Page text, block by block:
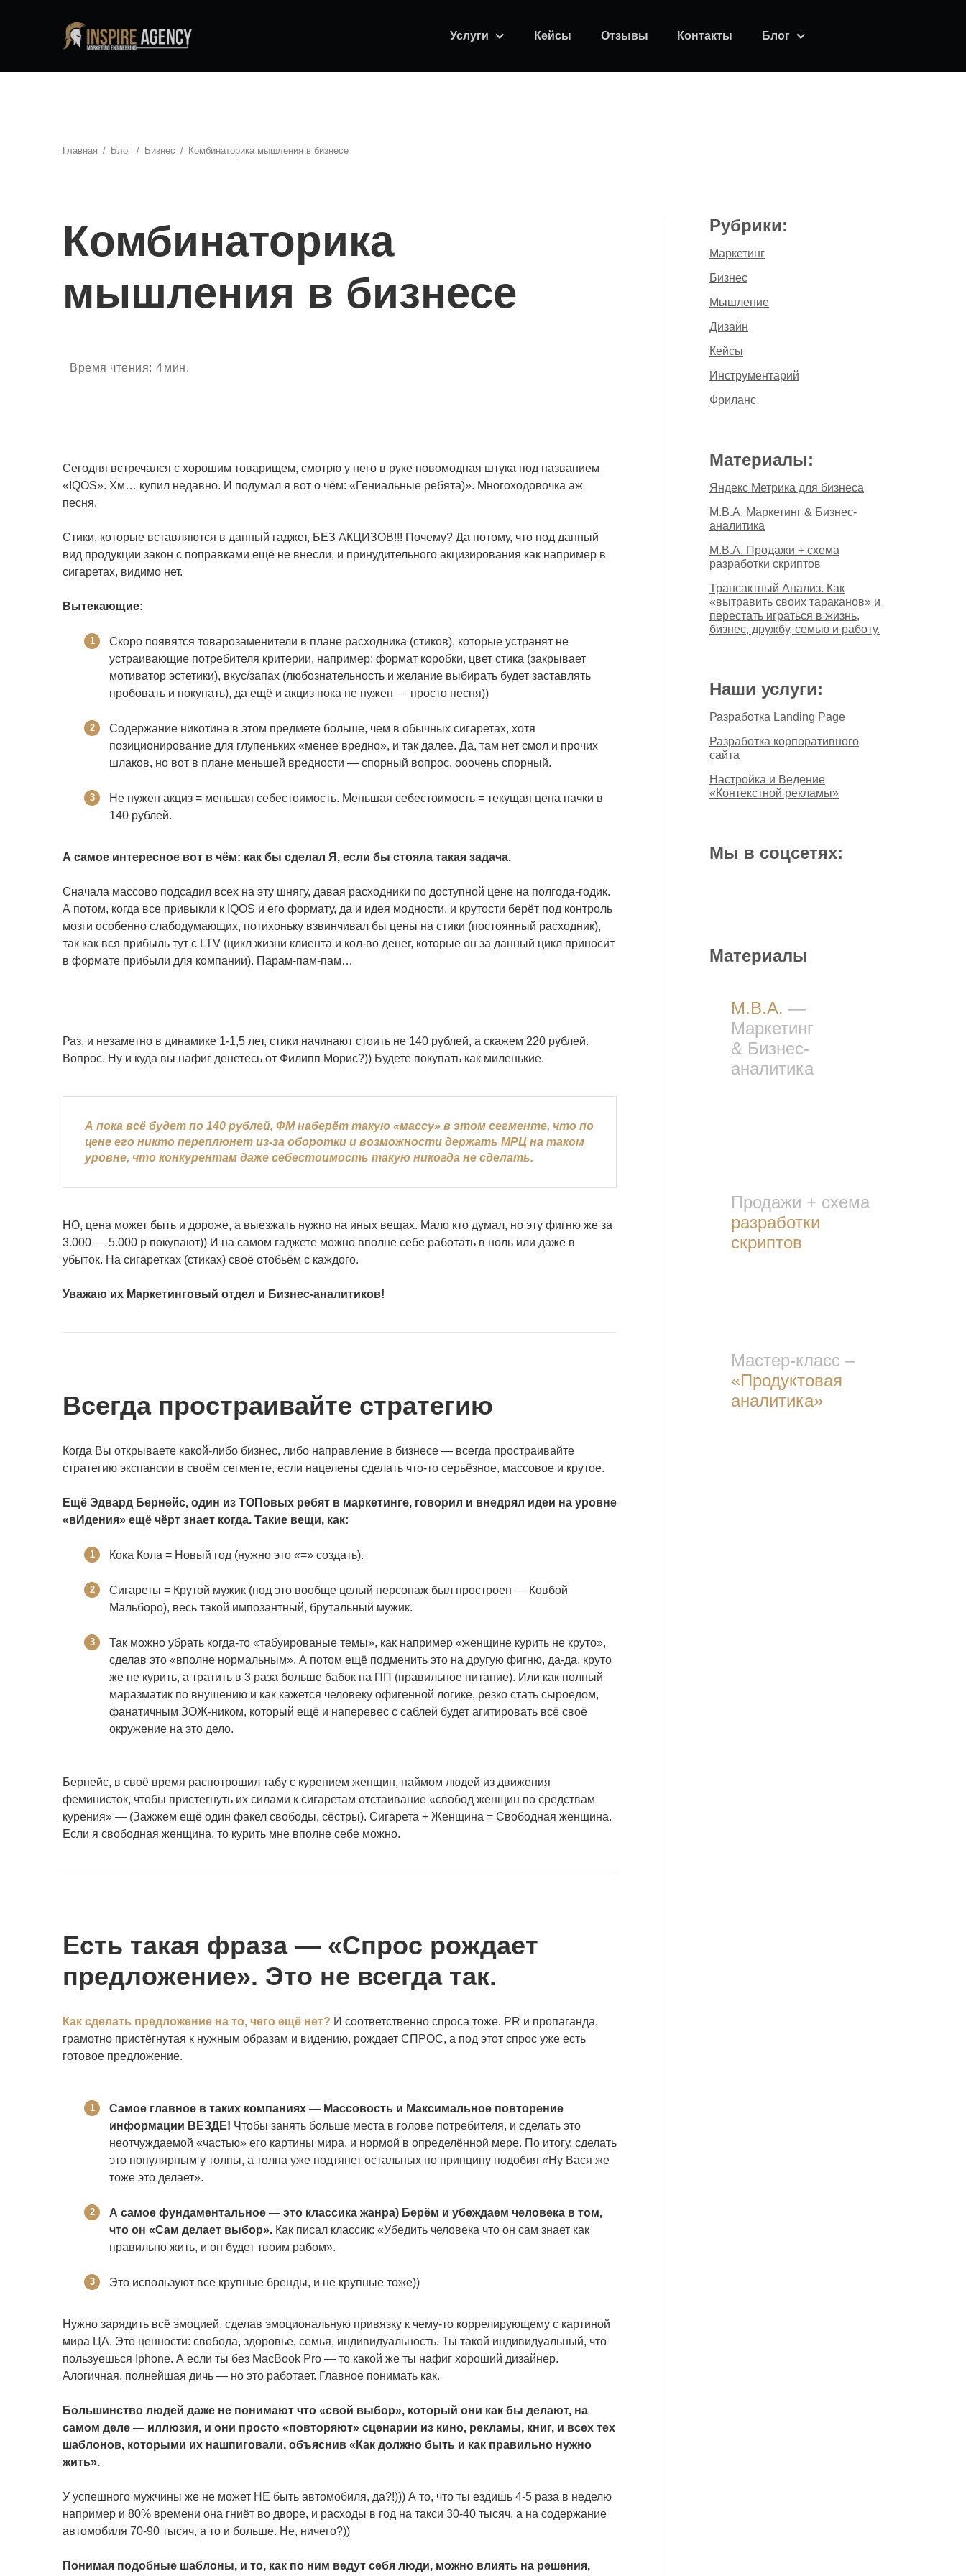
Услуги Кейсы Отзывы Контакты Блог
Главная / Блог / Бизнес / Комбинаторика мышления в бизнесе
Комбинаторика
мышления в бизнесе
Время чтения: 4мин.
Сегодня встречался с хорошим товарищем, смотрю у него в руке новомодная штука под названием
«IQOS». Хм… купил недавно. И подумал я вот о чём: «Гениальные ребята)». Многоходовочка аж
песня.
Стики, которые вставляются в данный гаджет, БЕЗ АКЦИЗОВ!!! Почему? Да потому, что под данный
вид продукции закон с поправками ещё не внесли, и принудительного акцизирования как например в
сигаретах, видимо нет.
Вытекающие:
Скоро появятся товарозаменители в плане расходника (стиков), которые устранят не
устраивающие потребителя критерии, например: формат коробки, цвет стика (закрывает
мотиватор эстетики), вкус/запах (любознательность и желание выбирать будет заставлять
пробовать и покупать), да ещё и акциз пока не нужен — просто песня))
Содержание никотина в этом предмете больше, чем в обычных сигаретах, хотя
позиционирование для глупеньких «менее вредно», и так далее. Да, там нет смол и прочих
шлаков, но вот в плане меньшей вредности — спорный вопрос, ооочень спорный.
Не нужен акциз = меньшая себестоимость. Меньшая себестоимость = текущая цена пачки в
140 рублей.
А самое интересное вот в чём: как бы сделал Я, если бы стояла такая задача.
Сначала массово подсадил всех на эту шнягу, давая расходники по доступной цене на полгода-годик.
А потом, когда все привыкли к IQOS и его формату, да и идея модности, и крутости берёт под контроль
мозги особенно слабодумающих, потихоньку взвинчивал бы цены на стики (постоянный расходник),
так как вся прибыль тут с LTV (цикл жизни клиента и кол-во денег, которые он за данный цикл приносит
в формате прибыли для компании). Парам-пам-пам…
Раз, и незаметно в динамике 1-1,5 лет, стики начинают стоить не 140 рублей, а скажем 220 рублей.
Вопрос. Ну и куда вы нафиг денетесь от Филипп Морис?)) Будете покупать как миленькие.
А пока всё будет по 140 рублей, ФМ наберёт такую «массу» в этом сегменте, что по
цене его никто переплюнет из-за оборотки и возможности держать МРЦ на таком
уровне, что конкурентам даже себестоимость такую никогда не сделать.
НО, цена может быть и дороже, а выезжать нужно на иных вещах. Мало кто думал, но эту фигню же за
3.000 — 5.000 р покупают)) И на самом гаджете можно вполне себе работать в ноль или даже в
убыток. На сигаретках (стиках) своё отобьём с каждого.
Уважаю их Маркетинговый отдел и Бизнес-аналитиков!
Всегда простраивайте стратегию
Когда Вы открываете какой-либо бизнес, либо направление в бизнесе — всегда простраивайте
стратегию экспансии в своём сегменте, если нацелены сделать что-то серьёзное, массовое и крутое.
Ещё Эдвард Бернейс, один из ТОПовых ребят в маркетинге, говорил и внедрял идеи на уровне
«вИдения» ещё чёрт знает когда. Такие вещи, как:
Кока Кола = Новый год (нужно это «=» создать).
Сигареты = Крутой мужик (под это вообще целый персонаж был простроен — Ковбой
Мальборо), весь такой импозантный, брутальный мужик.
Так можно убрать когда-то «табуированые темы», как например «женщине курить не круто»,
сделав это «вполне нормальным». А потом ещё подменить это на другую фигню, да-да, круто
же не курить, а тратить в 3 раза больше бабок на ПП (правильное питание). Или как полный
маразматик по внушению и как кажется человеку офигенной логике, резко стать сыроедом,
фанатичным ЗОЖ-ником, который ещё и наперевес с саблей будет агитировать всё своё
окружение на это дело.
Бернейс, в своё время распотрошил табу с курением женщин, наймом людей из движения
феминисток, чтобы пристегнуть их силами к сигаретам отстаивание «свобод женщин по средствам
курения» — (Зажжем ещё один факел свободы, сёстры). Сигарета + Женщина = Свободная женщина.
Если я свободная женщина, то курить мне вполне себе можно.
Есть такая фраза — «Спрос рождает
предложение». Это не всегда так.
Как сделать предложение на то, чего ещё нет? И соответственно спроса тоже. PR и пропаганда,
грамотно пристёгнутая к нужным образам и видению, рождает СПРОС, а под этот спрос уже есть
готовое предложение.
Самое главное в таких компаниях — Массовость и Максимальное повторение
информации ВЕЗДЕ! Чтобы занять больше места в голове потребителя, и сделать это
неотчуждаемой «частью» его картины мира, и нормой в определённой мере. По итогу, сделать
это популярным у толпы, а толпа уже подтянет остальных по принципу подобия «Ну Вася же
тоже это делает».
А самое фундаментальное — это классика жанра) Берём и убеждаем человека в том,
что он «Сам делает выбор». Как писал классик: «Убедить человека что он сам знает как
правильно жить, и он будет твоим рабом».
Это используют все крупные бренды, и не крупные тоже))
Нужно зарядить всё эмоцией, сделав эмоциональную привязку к чему-то коррелирующему с картиной
мира ЦА. Это ценности: свобода, здоровье, семья, индивидуальность. Ты такой индивидуальный, что
пользуешься Iphone. А если ты без MacBook Pro — то какой же ты нафиг хороший дизайнер.
Алогичная, полнейшая дичь — но это работает. Главное понимать как.
Большинство людей даже не понимают что «свой выбор», который они как бы делают, на
самом деле — иллюзия, и они просто «повторяют» сценарии из кино, рекламы, книг, и всех тех
шаблонов, которыми их нашпиговали, объяснив «Как должно быть и как правильно нужно
жить».
У успешного мужчины же не может НЕ быть автомобиля, да?!))) А то, что ты ездишь 4-5 раза в неделю
например и 80% времени она гниёт во дворе, и расходы в год на такси 30-40 тысяч, а на содержание
автомобиля 70-90 тысяч, а то и больше. Не, ничего?))
Понимая подобные шаблоны, и то, как по ним ведут себя люди, можно влиять на решения,
Рубрики:
Маркетинг
Бизнес
Мышление
Дизайн
Кейсы
Инструментарий
Фриланс
Материалы:
Яндекс Метрика для бизнеса
M.B.A. Маркетинг & Бизнес-
аналитика
M.B.A. Продажи + схема
разработки скриптов
Трансактный Анализ. Как
«вытравить своих тараканов» и
перестать играться в жизнь,
бизнес, дружбу, семью и работу.
Наши услуги:
Разработка Landing Page
Разработка корпоративного
сайта
Настройка и Ведение
«Контекстной рекламы»
Мы в соцсетях:
Материалы
M.B.A. —
Маркетинг
& Бизнес-
аналитика
Продажи + схема
разработки
скриптов
Мастер-класс –
«Продуктовая
аналитика»